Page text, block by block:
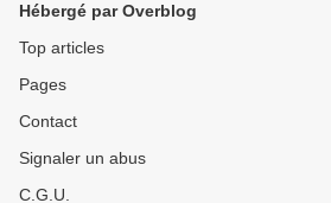
Hébergé par Overblog
Top articles
Pages
Contact
Signaler un abus
C.G.U.